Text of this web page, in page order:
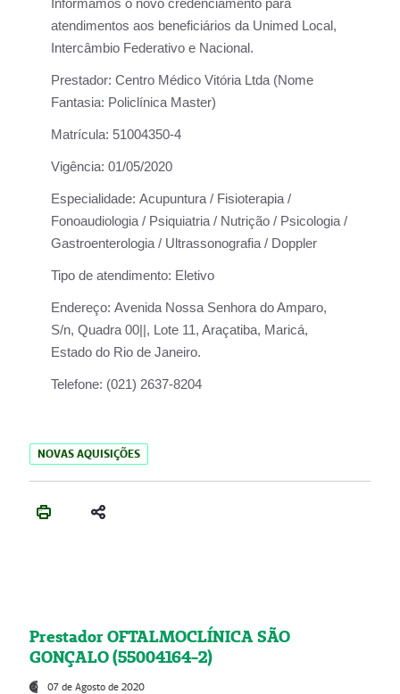
Informamos o novo credenciamento para
atendimentos aos beneficiários da Unimed Local,
Intercâmbio Federativo e Nacional.
Prestador: Centro Médico Vitória Ltda (Nome
Fantasia: Policlínica Master)
Matrícula: 51004350-4
Vigência: 01/05/2020
Especialidade: Acupuntura / Fisioterapia /
Fonoaudiologia / Psiquiatria / Nutrição / Psicologia /
Gastroenterologia / Ultrassonografia / Doppler
Tipo de atendimento: Eletivo
Endereço: Avenida Nossa Senhora do Amparo,
S/n, Quadra 00||, Lote 11, Araçatiba, Maricá,
Estado do Rio de Janeiro.
Telefone: (021) 2637-8204
NOVAS AQUISIÇÕES
Prestador OFTALMOCLÍNICA SÃO
GONÇALO (55004164-2)
07 de Agosto de 2020